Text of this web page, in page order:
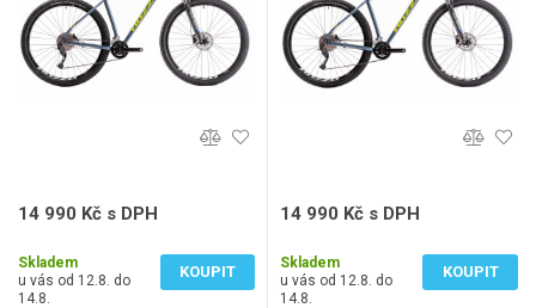
14 990 Kč s DPH
Skladem
u vás od 12.8. do
14.8.
KOUPIT
14 990 Kč s DPH
Skladem
u vás od 12.8. do
14.8.
KOUPIT